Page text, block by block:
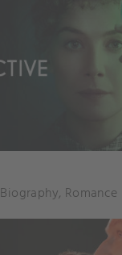
Biography, Romance